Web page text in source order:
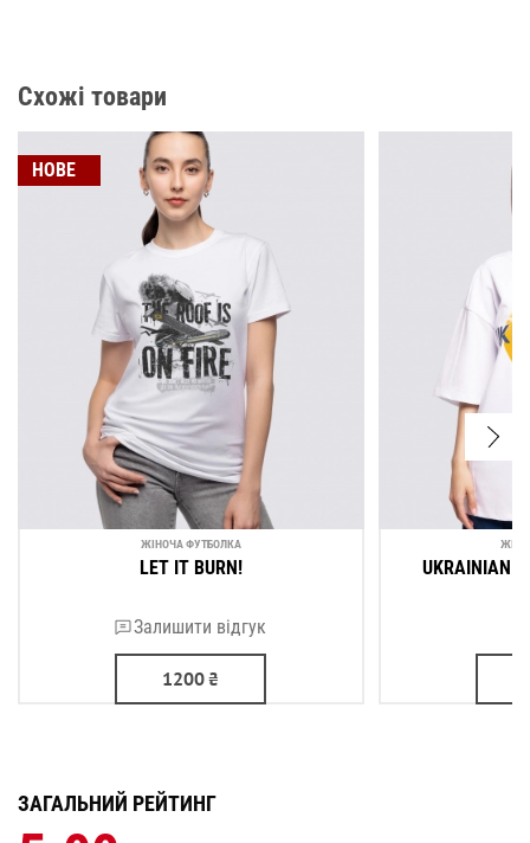
Схожі товари
НОВЕ
ЖІНОЧА ФУТБОЛКА
LET IT BURN!
Залишити відгук
1200₴
UKRAINIAN
ЗАГАЛЬНИЙ РЕЙТИНГ